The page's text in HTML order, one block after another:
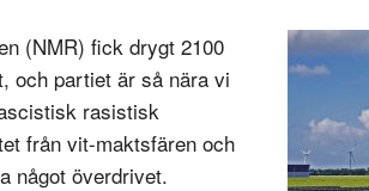
(NMR) fick drygt 2100
och partiet är så nära vi
rasistisk
från vit-maktsfären och
något överdrivet.